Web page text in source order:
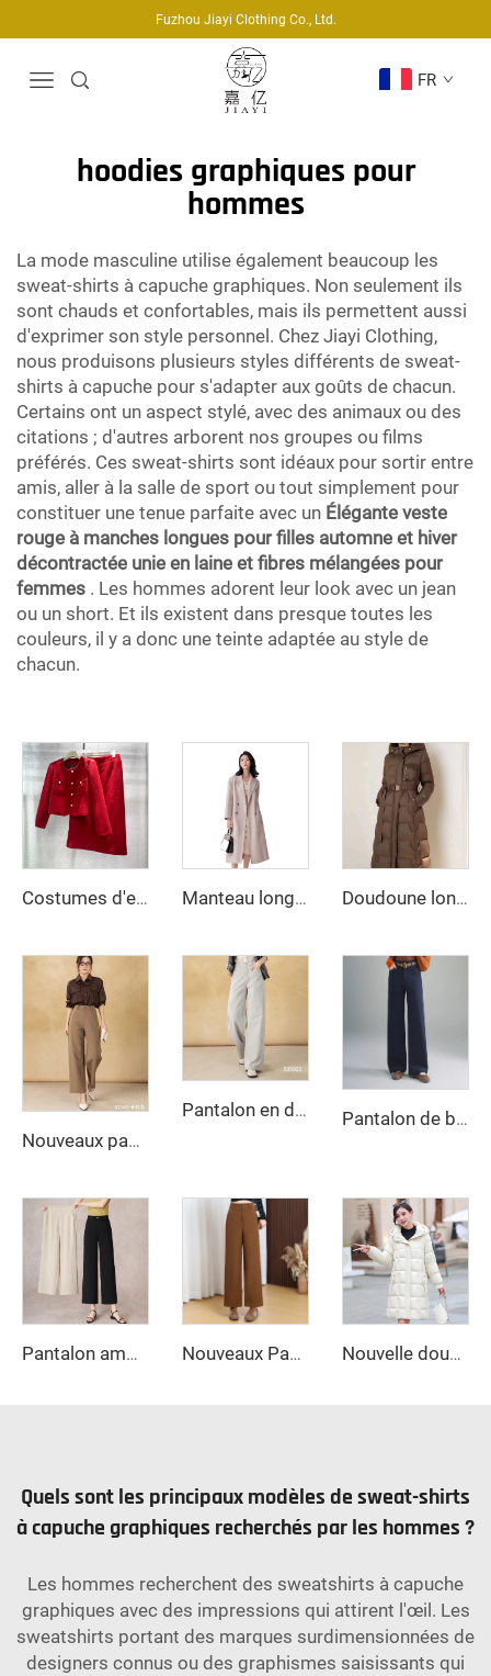
Fuzhou Jiayi Clothing Co., Ltd.
FR
hoodies graphiques pour
hommes
La mode masculine utilise également beaucoup les
sweat-shirts à capuche graphiques. Non seulement ils
sont chauds et confortables, mais ils permettent aussi
d'exprimer son style personnel. Chez Jiayi Clothing,
nous produisons plusieurs styles différents de sweat-
shirts à capuche pour s'adapter aux goûts de chacun.
Certains ont un aspect stylé, avec des animaux ou des
citations ; d'autres arborent nos groupes ou films
préférés. Ces sweat-shirts sont idéaux pour sortir entre
amis, aller à la salle de sport ou tout simplement pour
constituer une tenue parfaite avec un Élégante veste
rouge à manches longues pour filles automne et hiver
décontractée unie en laine et fibres mélangées pour
femmes . Les hommes adorent leur look avec un jean
ou un short. Et ils existent dans presque toutes les
couleurs, il y a donc une teinte adaptée au style de
chacun.
Costumes d'entreprise pour femmes en gros Costume rouge deux pièces Veste en tweed et jupe Robe pour femmes Manteau long trench femme décontracté à col cranté, manches longues et ceintures, couleur grise Doudoune longue de qualité supérieure pour femmes parka d'hiver avec col capuche ceinture épaisse chaleur doublée coupe-vent manteau extérieur
Nouveaux pantalons larges droits pour femme, fermeture éclair, pantalon décontracté anti-froissement, vêtement long pour l'hiver
Pantalon en denim extensible droit style vintage pour femme, lavage foncé, coupe ample respirante, pour été automne, tenue formelle Pantalon de bureau femme à jambe large, taille haute, respirant, teinture unie, couleur unie, longue fermeture éclair, anti-froissage, ceinture à boucler
Pantalon ample à jambes larges Nouvelle collection Printemps/Été 2025, Pantalons décontractés taille droite amincissants, Pantalons droits pour femmes au bureau de neuf pouces Nouveaux Pantalons Droits Amples Coupe Libre pour Femmes, Pantalons Femme, Vêtements Femme, Pantalons Longs Nouvelle doudoune longue de luxe grande taille pour femmes, brillante, très imperméable
Quels sont les principaux modèles de sweat-shirts
à capuche graphiques recherchés par les hommes ?
Les hommes recherchent des sweatshirts à capuche
graphiques avec des impressions qui attirent l'œil. Les
sweatshirts portant des marques surdimensionnées de
designers connus ou des graphismes saisissants qui